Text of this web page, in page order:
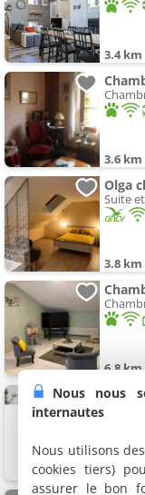
3.4 km
3.6 km
Olga
Suite
3.8 km
6.8 km
8.7 km
Nous nous
internautes
Nous utilisons
cookies tiers)
assurer le bon